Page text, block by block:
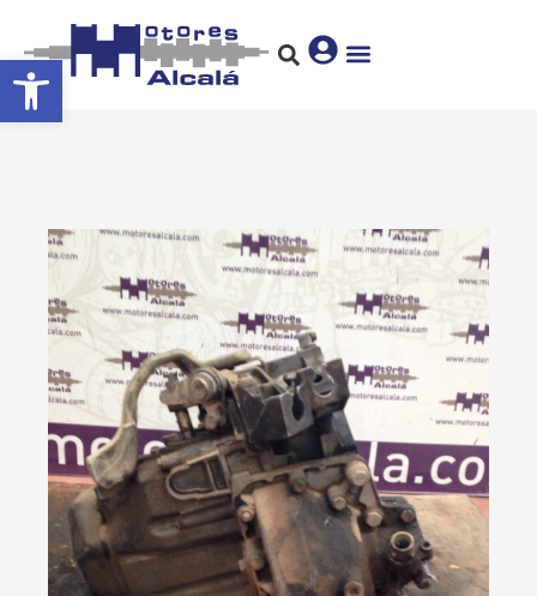
Abrir barra de herramientas